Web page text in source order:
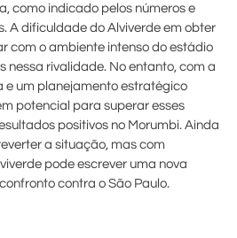
como indicado pelos números e
A dificuldade do Alviverde em obter
com o ambiente intenso do estádio
nessa rivalidade. No entanto, com a
e um planejamento estratégico
potencial para superar esses
positivos no Morumbi. Ainda
a situação, mas com
pode escrever uma nova
contra o São Paulo.